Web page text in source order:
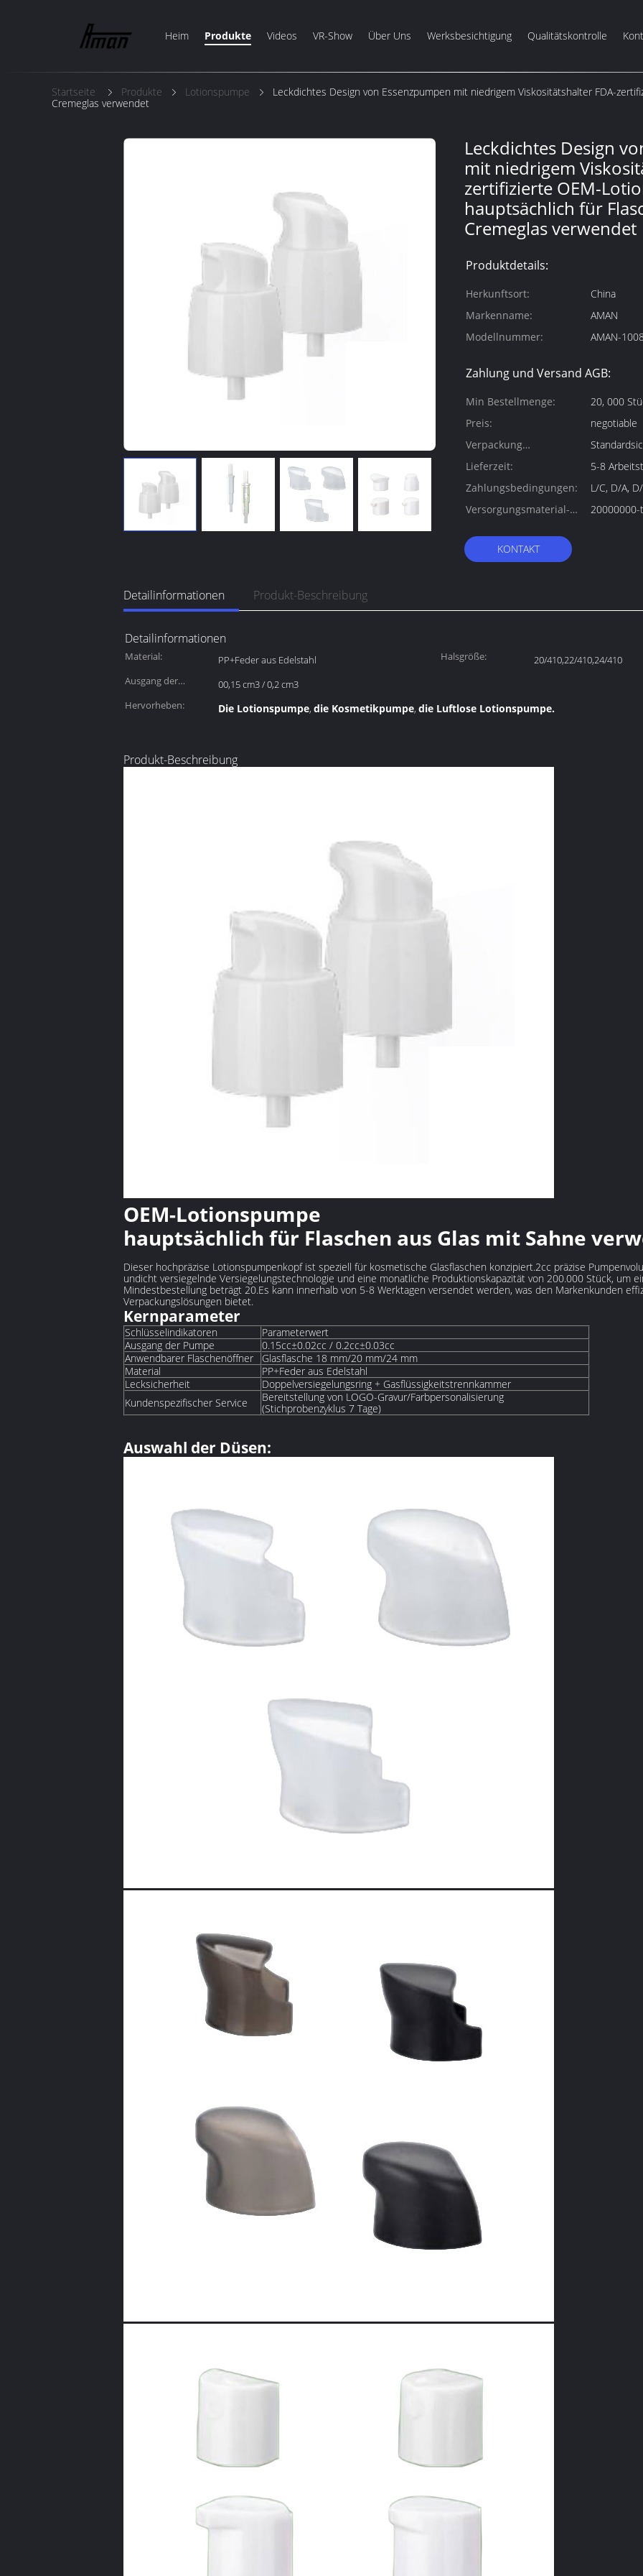
Heim Produkte Videos VR-Show Über Uns Werksbesichtigung Qualitätskontrolle
Startseite Produkte Lotionspumpe
Leckdichtes Design von Essenzpumpen mit niedrigem Viskositätshalter FDA-
Cremeglas verwendet
Leckdichtes Design
mit niedrigem
zertifizierte OEM-
hauptsächlich für
Cremeglas verwendet
Produktdetails:
Herkunftsort:
China
Markenname:
AMAN
Modellnummer:
AMAN-
Zahlung und Versand AGB:
Min Bestellmenge:
20, 000
Preis:
negotiable
Verpackung
Informationen:
Lieferzeit:
5-8
Zahlungsbedingungen:
L/C, D/A,
Versorgungsmaterial-
KONTAKT
Detailinformationen Produkt-Beschreibung
Detailinformationen
Material: PP+Feder aus Edelstahl Halsgröße:
20/410,22/410,24/410
Ausgang der
00,15 cm3 / 0,2 cm3
Hervorheben:
Die Lotionspumpe, die Kosmetikpumpe, die Luftlose Lotionspumpe.
Produkt-Beschreibung
OEM-Lotionspumpe
hauptsächlich für Flaschen aus Glas mit Sahne
Dieser hochpräzise Lotionspumpenkopf ist speziell für kosmetische Glasflaschen konzipiert.2cc präzise
undicht versiegelnde Versiegelungstechnologie und eine monatliche Produktionskapazität von 200.000 Stück, um
Mindestbestellung beträgt 20.Es kann innerhalb von 5-8 Werktagen versendet werden, was den Markenkunden
Verpackungslösungen bietet.
Kernparameter
Schlüsselindikatoren
Parameterwert
Ausgang der Pumpe
0.15cc±0.02cc / 0.2cc±0.03cc
Anwendbarer Flaschenöffner
Glasflasche 18 mm/20 mm/24 mm
Material
PP+Feder aus Edelstahl
Lecksicherheit
Doppelversiegelungsring + Gasflüssigkeitstrennkammer
Kundenspezifischer Service
Bereitstellung von LOGO-Gravur/Farbpersonalisierung
(Stichprobenzyklus 7 Tage)
Auswahl der Düsen: